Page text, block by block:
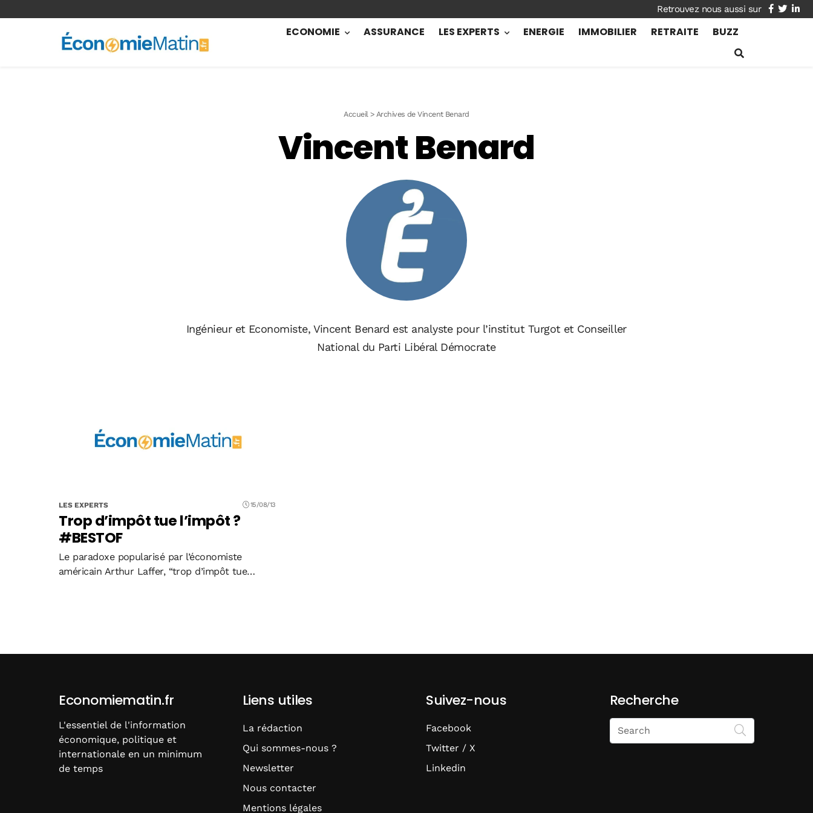
facebook
twitter
ECONOMIE ASSURANCE LES EXPERTS ENERGIE IMMOBILIER RETRAITE BUZZ
Accueil> Archives de Vincent Benard
Vincent Benard
Ingénieur et Economiste, Vincent Benard est analyste pour l’institut Turgot et Conseiller
National du Parti Libéral Démocrate
Trop d’impôt tue l’impôt ?
#BESTOF
LES EXPERTS
Le paradoxe popularisé par l’économiste
américain Arthur Laffer, “trop d’impôt tue
15/08/13
Economiematin.fr
L'essentiel de l'information
économique, politique et
internationale en un minimum
de temps
Liens utiles
La rédaction
Qui sommes-nous ?
Newsletter
Nous contacter
Mentions légales
Suivez-nous
Facebook
Twitter / X
Linkedin
Recherche
Search
on
Economie